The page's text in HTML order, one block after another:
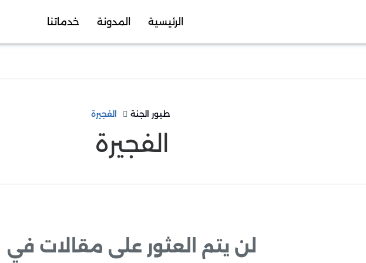
الرئيسية المدونة خدماتنا
طيور الجنة الفجيرة
الفجيرة
لن يتم العثور على مقالات في